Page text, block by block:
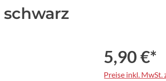
5,90 €*
Preise inkl. MwSt.